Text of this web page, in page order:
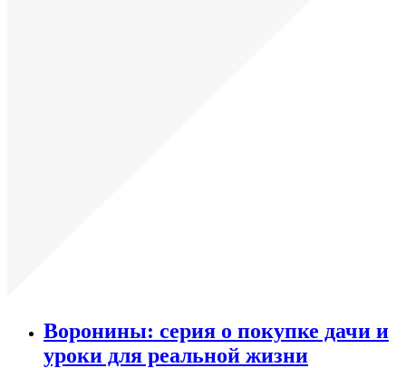
Воронины: серия о покупке дачи и
уроки для реальной жизни